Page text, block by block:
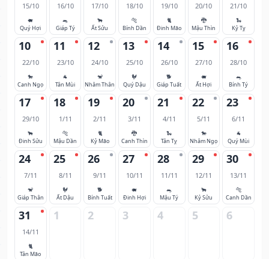
15/10
🐖
Quý Hợi
16/10
🐀
Giáp Tý
17/10
🐂
Ất Sửu
18/10
🐅
Bính Dần
19/10
🐈
Đinh Mão
20/10
🐉
Mậu Thìn
21/10
🐍
Kỷ Tỵ
10
22/10
🐎
Canh Ngọ
11
23/10
🐐
Tân Mùi
12
24/10
🐒
Nhâm Thân
13
25/10
🐓
Quý Dậu
14
26/10
🐕
Giáp Tuất
15
27/10
🐖
Ất Hợi
16
28/10
🐀
Bính Tý
17
29/10
🐂
Đinh Sửu
18
1/11
🐅
Mậu Dần
19
2/11
🐈
Kỷ Mão
20
3/11
🐉
Canh Thìn
21
4/11
🐍
Tân Tỵ
22
5/11
🐎
Nhâm Ngọ
23
6/11
🐐
Quý Mùi
24
7/11
🐒
Giáp Thân
25
8/11
🐓
Ất Dậu
26
9/11
🐕
Bính Tuất
27
10/11
🐖
Đinh Hợi
28
11/11
🐀
Mậu Tý
29
12/11
🐂
Kỷ Sửu
30
13/11
🐅
Canh Dần
31
14/11
🐈
Tân Mão
1 2 3 4 5 6